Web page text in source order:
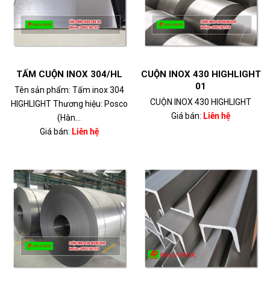
TẤM CUỘN INOX 304/HL
Tên sản phẩm: Tấm inox 304
HIGHLIGHT Thương hiệu: Posco
(Hàn...
Giá bán: Liên hệ
CUỘN INOX 430 HIGHLIGHT
01
CUỘN INOX 430 HIGHLIGHT
Giá bán: Liên hệ